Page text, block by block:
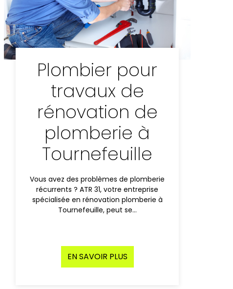
Plombier pour
travaux de
rénovation de
plomberie à
Tournefeuille
Vous avez des problèmes de plomberie
récurrents ? ATR 31, votre entreprise
spécialisée en rénovation plomberie à
Tournefeuille, peut se…
EN SAVOIR PLUS